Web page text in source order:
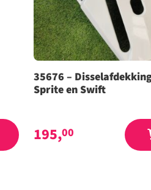
35676 –
Sprite en Swift
195,00